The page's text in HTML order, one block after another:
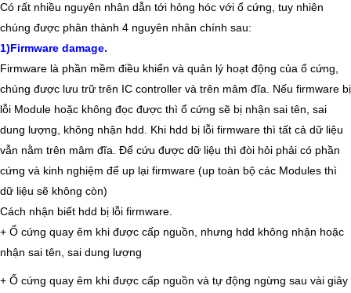
Có rất nhiều nguyên nhân dẫn tới hỏng hóc với ổ cứng, tuy nhiên
chúng được phân thành 4 nguyên nhân chính sau:
1)Firmware damage.
Firmware là phần mềm điều khiển và quản lý hoạt động của ổ cứng,
chúng được lưu trữ trên IC controller và trên mâm đĩa. Nếu firmware bị
lỗi Module hoặc không đọc được thì ổ cứng sẽ bị nhận sai tên, sai
dung lượng, không nhận hdd. Khi hdd bị lỗi firmware thì tất cả dữ liệu
vẫn nằm trên mâm đĩa. Để cứu được dữ liệu thì đòi hỏi phải có phần
cứng và kinh nghiệm để up lại firmware (up toàn bộ các Modules thì
dữ liệu sẽ không còn)
Cách nhận biết hdd bị lỗi firmware.
+ Ổ cứng quay êm khi được cấp nguồn, nhưng hdd không nhận hoặc
nhận sai tên, sai dung lượng
+ Ố cứng quay êm khi được cấp nguồn và tự động ngừng sau vài giây